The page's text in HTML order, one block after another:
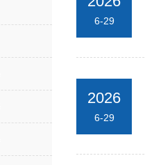
6-29
2026
6-29